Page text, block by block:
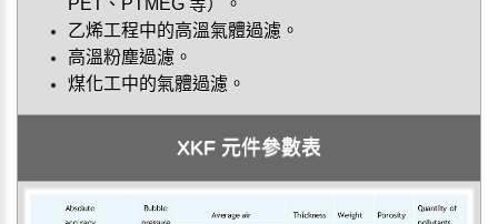
乙烯工程中的高溫氣體過濾。
高溫粉塵過濾。
煤化工中的氣體過濾。
XKF 元件參數表